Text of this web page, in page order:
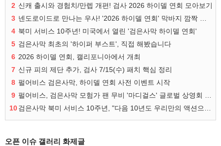
2 신캐 출시와 경험치/만렙 개편! 검사 2026 하이델 연회 모아보기
3
4 북미 서비스 10주년! 미국에서 열린 '검은사막 하이델 연회'
5 검은사막 최초의 '하이퍼 부스트', 직접 해봤습니다
6 2026 하이델 연회, 캘리포니아에서 개최
7 신규 피의 제단 추가, 검사 7/15(수) 패치 핵심 정리
8 펄어비스 검은사막, 하이델 연회 사전 이벤트 시작
9
10
오픈 이슈 갤러리 화제글